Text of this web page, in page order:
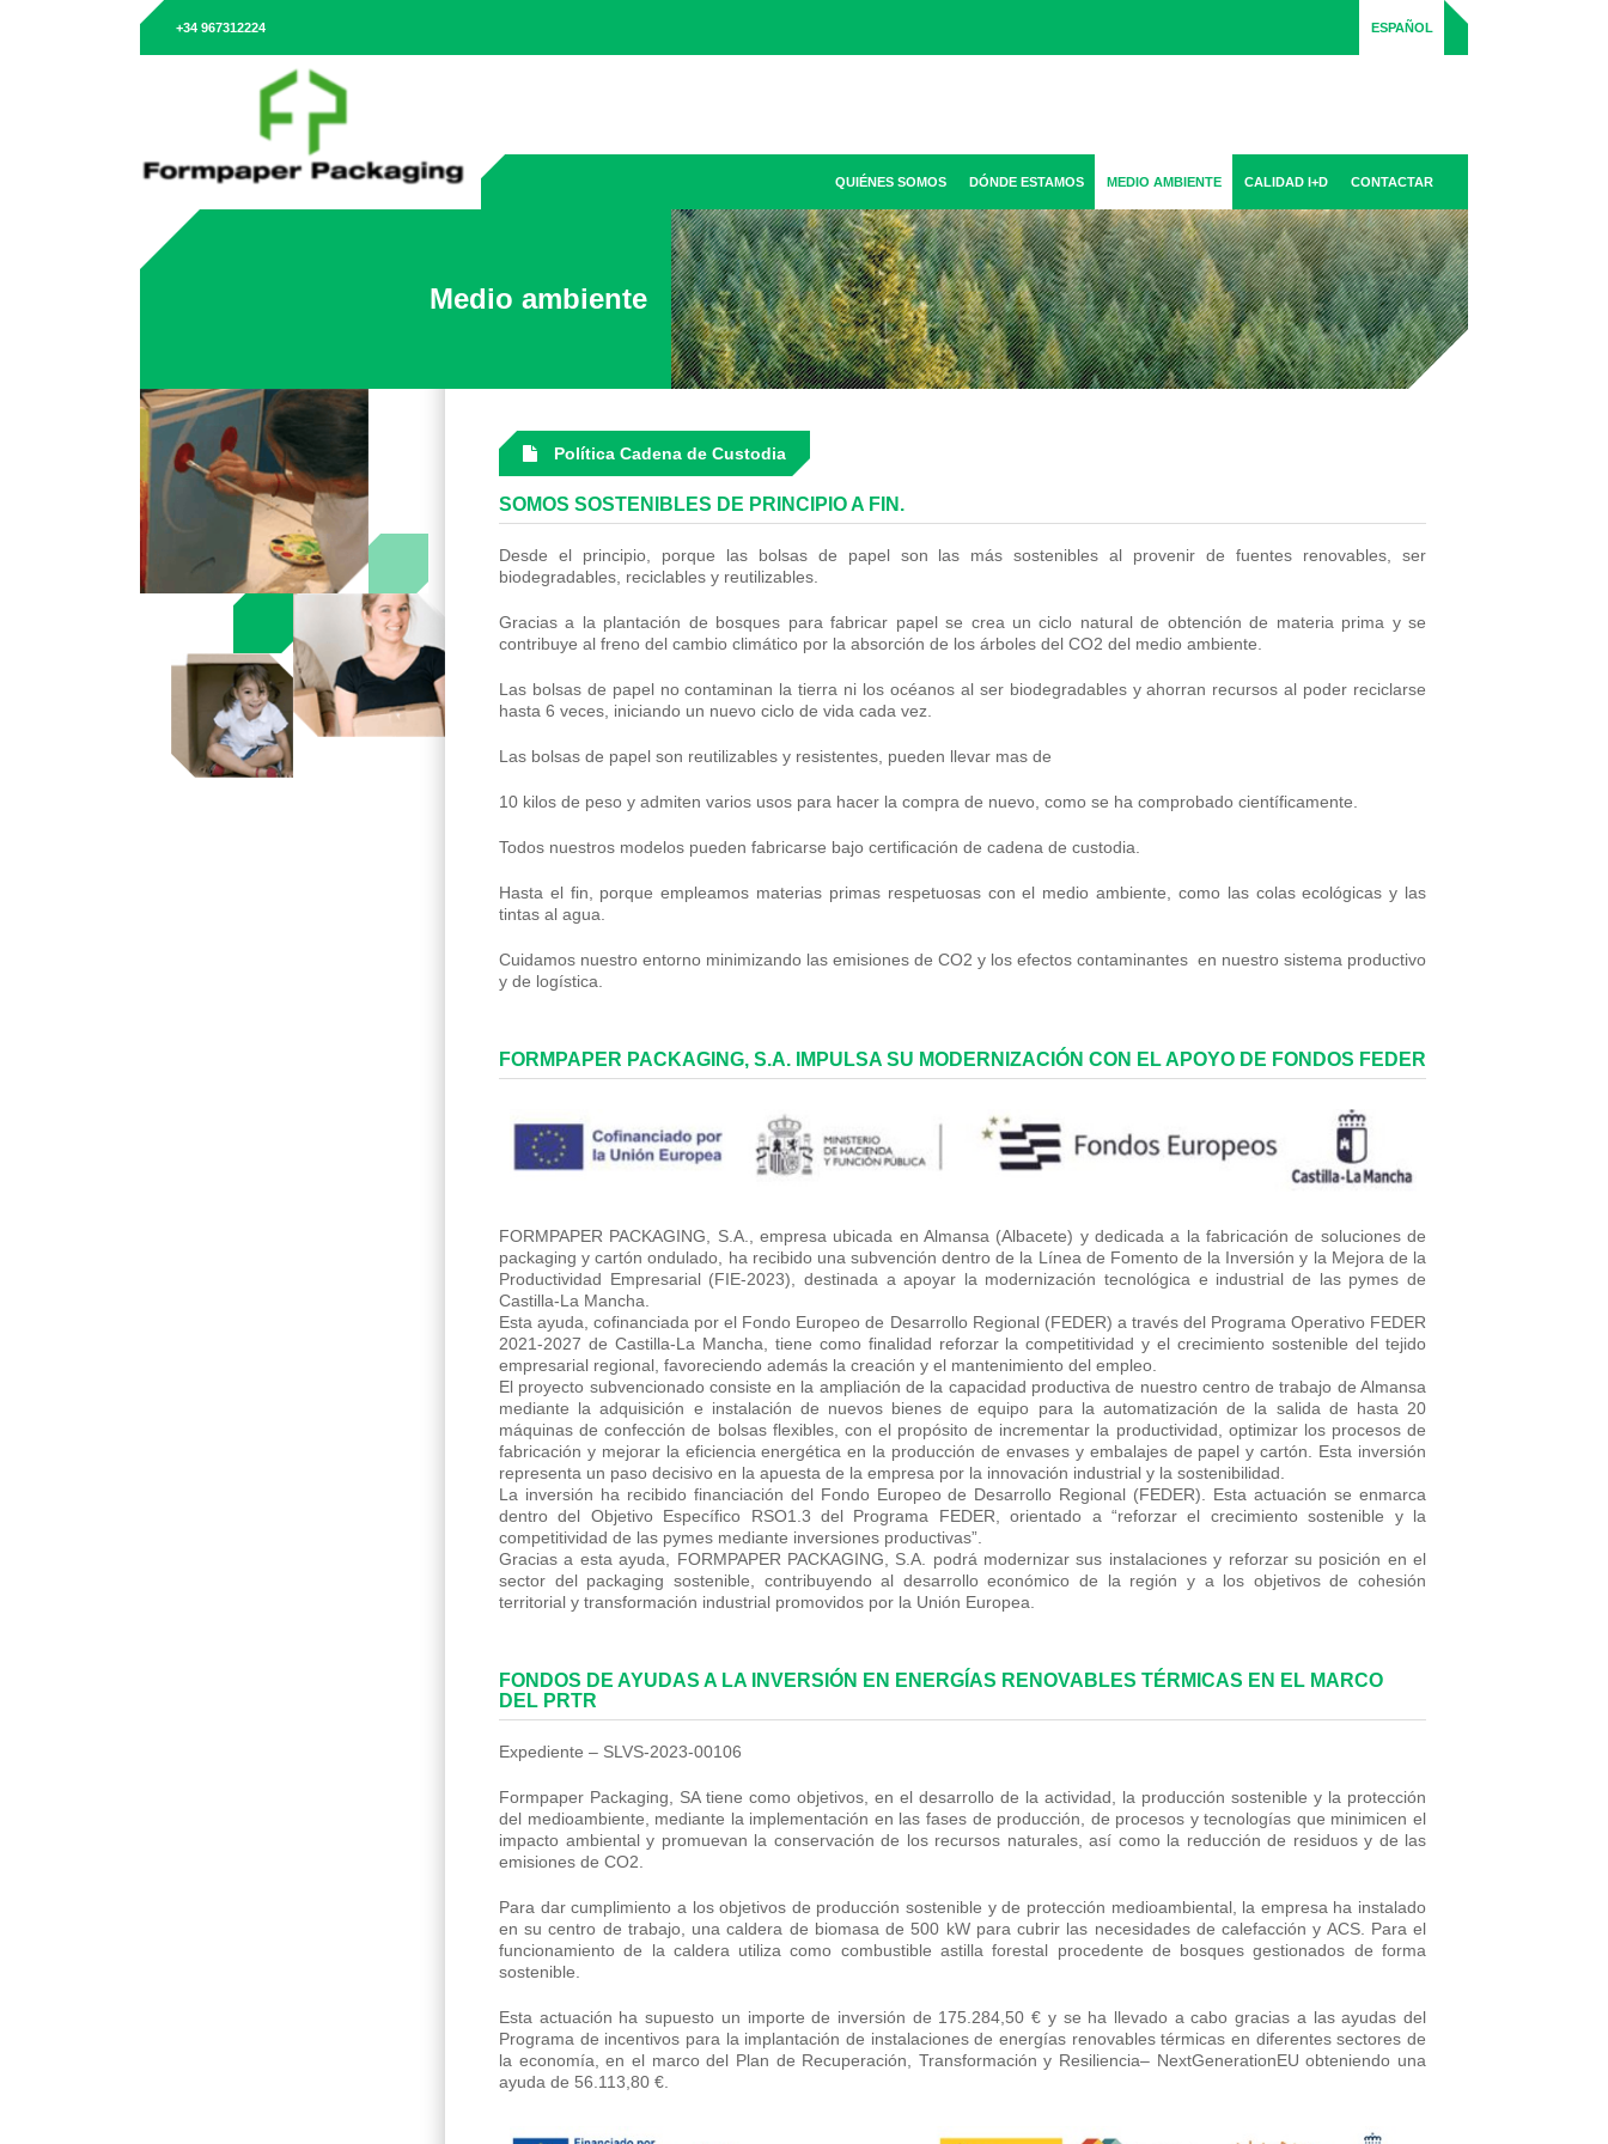
+34 967312224 ESPAÑOL
QUIÉNES SOMOS DÓNDE ESTAMOS MEDIO AMBIENTE CALIDAD I+D CONTACTAR
Medio ambiente
Política Cadena de Custodia
SOMOS SOSTENIBLES DE PRINCIPIO A FIN.
Desde el principio, porque las bolsas de papel son las más sostenibles al provenir de fuentes renovables, ser
biodegradables, reciclables y reutilizables.
Gracias a la plantación de bosques para fabricar papel se crea un ciclo natural de obtención de materia prima y se
contribuye al freno del cambio climático por la absorción de los árboles del CO2 del medio ambiente.
Las bolsas de papel no contaminan la tierra ni los océanos al ser biodegradables y ahorran recursos al poder reciclarse
hasta 6 veces, iniciando un nuevo ciclo de vida cada vez.
Las bolsas de papel son reutilizables y resistentes, pueden llevar mas de
10 kilos de peso y admiten varios usos para hacer la compra de nuevo, como se ha comprobado científicamente.
Todos nuestros modelos pueden fabricarse bajo certificación de cadena de custodia.
Hasta el fin, porque empleamos materias primas respetuosas con el medio ambiente, como las colas ecológicas y las
tintas al agua.
Cuidamos nuestro entorno minimizando las emisiones de CO2 y los efectos contaminantes en nuestro sistema productivo
y de logística.
FORMPAPER PACKAGING, S.A. IMPULSA SU MODERNIZACIÓN CON EL APOYO DE FONDOS FEDER
FORMPAPER PACKAGING, S.A., empresa ubicada en Almansa (Albacete) y dedicada a la fabricación de soluciones de
packaging y cartón ondulado, ha recibido una subvención dentro de la Línea de Fomento de la Inversión y la Mejora de la
Productividad Empresarial (FIE-2023), destinada a apoyar la modernización tecnológica e industrial de las pymes de
Castilla-La Mancha.
Esta ayuda, cofinanciada por el Fondo Europeo de Desarrollo Regional (FEDER) a través del Programa Operativo FEDER
2021-2027 de Castilla-La Mancha, tiene como finalidad reforzar la competitividad y el crecimiento sostenible del tejido
empresarial regional, favoreciendo además la creación y el mantenimiento del empleo.
El proyecto subvencionado consiste en la ampliación de la capacidad productiva de nuestro centro de trabajo de Almansa
mediante la adquisición e instalación de nuevos bienes de equipo para la automatización de la salida de hasta 20
máquinas de confección de bolsas flexibles, con el propósito de incrementar la productividad, optimizar los procesos de
fabricación y mejorar la eficiencia energética en la producción de envases y embalajes de papel y cartón. Esta inversión
representa un paso decisivo en la apuesta de la empresa por la innovación industrial y la sostenibilidad.
La inversión ha recibido financiación del Fondo Europeo de Desarrollo Regional (FEDER). Esta actuación se enmarca
dentro del Objetivo Específico RSO1.3 del Programa FEDER, orientado a “reforzar el crecimiento sostenible y la
competitividad de las pymes mediante inversiones productivas”.
Gracias a esta ayuda, FORMPAPER PACKAGING, S.A. podrá modernizar sus instalaciones y reforzar su posición en el
sector del packaging sostenible, contribuyendo al desarrollo económico de la región y a los objetivos de cohesión
territorial y transformación industrial promovidos por la Unión Europea.
FONDOS DE AYUDAS A LA INVERSIÓN EN ENERGÍAS RENOVABLES TÉRMICAS EN EL MARCO
DEL PRTR
Expediente – SLVS-2023-00106
Formpaper Packaging, SA tiene como objetivos, en el desarrollo de la actividad, la producción sostenible y la protección
del medioambiente, mediante la implementación en las fases de producción, de procesos y tecnologías que minimicen el
impacto ambiental y promuevan la conservación de los recursos naturales, así como la reducción de residuos y de las
emisiones de CO2.
Para dar cumplimiento a los objetivos de producción sostenible y de protección medioambiental, la empresa ha instalado
en su centro de trabajo, una caldera de biomasa de 500 kW para cubrir las necesidades de calefacción y ACS. Para el
funcionamiento de la caldera utiliza como combustible astilla forestal procedente de bosques gestionados de forma
sostenible.
Esta actuación ha supuesto un importe de inversión de 175.284,50 € y se ha llevado a cabo gracias a las ayudas del
Programa de incentivos para la implantación de instalaciones de energías renovables térmicas en diferentes sectores de
la economía, en el marco del Plan de Recuperación, Transformación y Resiliencia– NextGenerationEU obteniendo una
ayuda de 56.113,80 €.